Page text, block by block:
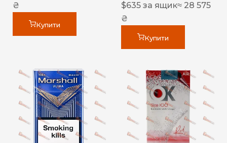
₴
Купити
$635 за ящик≈ 28 575
₴
Купити